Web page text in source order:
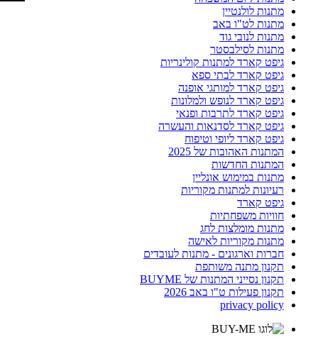
מתנות לולנטיין
מתנות לט"ו באב
מתנות לנובי גוד
מתנות לסילבסטר
גיפט קארד למתנות קולינריות
גיפט קארד לבתי ספא
גיפט קארד למותגי אופנה
גיפט קארד לנופש ולמלונות
גיפט קארד לתרבות ופנאי
גיפט קארד לסדנאות והעשרה
גיפט קארד ליופי וטיפוח
המתנות האהובות של 2025
המתנות החדשות
מתנות במימוש אונליין
רעיונות למתנות מקוריות
גיפט קארד
חוויות משפחתיות
מתנות מומלצות לחג
מתנות מקוריות לאישה
חברות וארגונים - מתנות לעובדים
תקנון מתנה משותפת
תקנון נסייני המתנות של BUYME
תקנון פעילות ט"ו באב 2026
privacy policy